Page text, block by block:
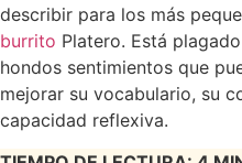
describir para los más
burrito Platero. Está
hondos sentimientos que
mejorar su vocabulario, su
capacidad reflexiva.